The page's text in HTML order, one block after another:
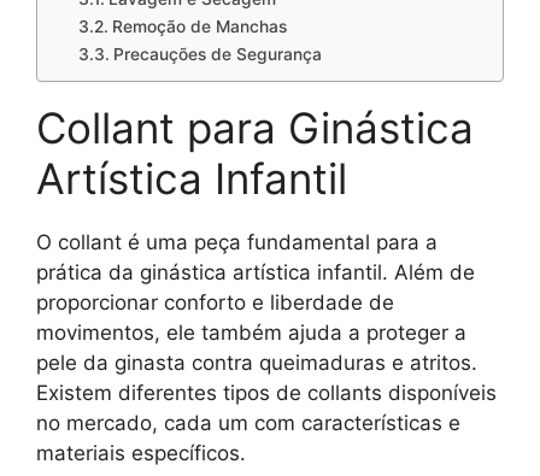
Remoção de Manchas
Precauções de Segurança
Collant para Ginástica
Artística Infantil
O collant é uma peça fundamental para a
prática da ginástica artística infantil. Além de
proporcionar conforto e liberdade de
movimentos, ele também ajuda a proteger a
pele da ginasta contra queimaduras e atritos.
Existem diferentes tipos de collants disponíveis
no mercado, cada um com características e
materiais específicos.